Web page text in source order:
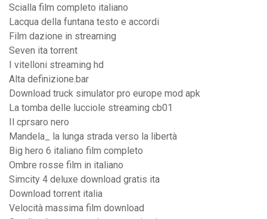
Scialla film completo italiano
Lacqua della funtana testo e accordi
Film dazione in streaming
Seven ita torrent
I vitelloni streaming hd
Alta definizione.bar
Download truck simulator pro europe mod apk
La tomba delle lucciole streaming cb01
Il cprsaro nero
Mandela_ la lunga strada verso la libertà
Big hero 6 italiano film completo
Ombre rosse film in italiano
Simcity 4 deluxe download gratis ita
Download torrent italia
Velocità massima film download